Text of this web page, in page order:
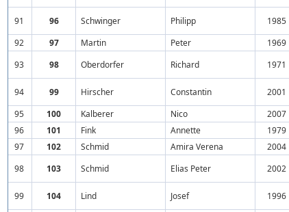
91 96 Schwinger Philipp 1985
92
97 Martin Peter 1969
93
98 Oberdorfer Richard 1971
94 99 Hirscher Constantin 2001
95
100 Kalberer Nico 2007
96
101 Fink Annette 1979
97
102 Schmid Amira Verena 2004
98
103 Schmid Elias Peter 2002
99 104 Lind Josef 1996